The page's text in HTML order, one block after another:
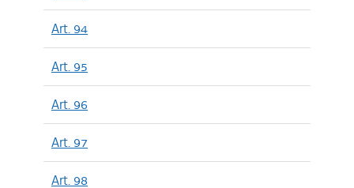
Art. 94
Art. 95
Art. 96
Art. 97
Art. 98